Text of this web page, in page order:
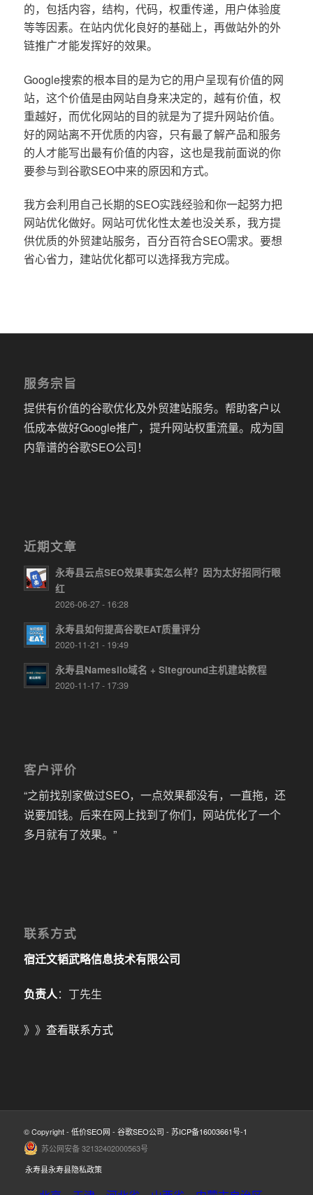
的，包括内容，结构，代码，权重传递，用户体验度
等等因素。在站内优化良好的基础上，再做站外的外
链推广才能发挥好的效果。
Google搜索的根本目的是为它的用户呈现有价值的网
站，这个价值是由网站自身来决定的，越有价值，权
重越好，而优化网站的目的就是为了提升网站价值。
好的网站离不开优质的内容，只有最了解产品和服务
的人才能写出最有价值的内容，这也是我前面说的你
要参与到谷歌SEO中来的原因和方式。
我方会利用自己长期的SEO实践经验和你一起努力把
网站优化做好。网站可优化性太差也没关系，我方提
供优质的外贸建站服务，百分百符合SEO需求。要想
省心省力，建站优化都可以选择我方完成。
服务宗旨
提供有价值的谷歌优化及外贸建站服务。帮助客户以
低成本做好Google推广，提升网站权重流量。成为国
内靠谱的谷歌SEO公司！
近期文章
永寿县云点SEO效果事实怎么样？因为太好招同行眼
红
2026-06-27 - 16:28
永寿县如何提高谷歌EAT质量评分
2020-11-21 - 19:49
永寿县Namesilo域名 + Siteground主机建站教程
2020-11-17 - 17:39
客户评价
“之前找别家做过SEO，一点效果都没有，一直拖，还
说要加钱。后来在网上找到了你们，网站优化了一个
多月就有了效果。”
联系方式
宿迁文韬武略信息技术有限公司
负责人：丁先生
》》 查看联系方式
© Copyright - 低价SEO网 - 谷歌SEO公司 - 苏ICP备16003661号-1
苏公网安备 32132402000563号
永寿县永寿县隐私政策